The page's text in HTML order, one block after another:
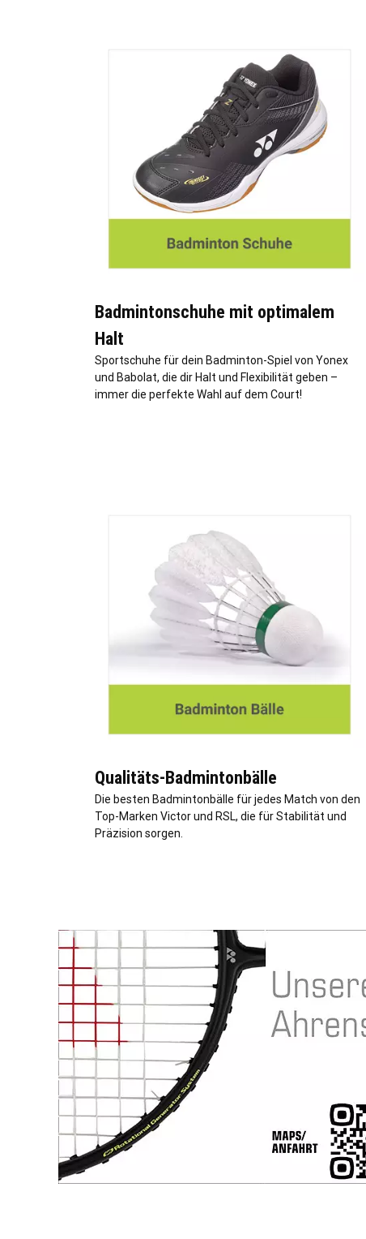
Badmintonschuhe mit optimalem
Halt
Sportschuhe für dein Badminton-Spiel von Yonex
und Babolat, die dir Halt und Flexibilität geben –
immer die perfekte Wahl auf dem Court!
Qualitäts-Badmintonbälle
Die besten Badmintonbälle für jedes Match von den
Top-Marken Victor und RSL, die für Stabilität und
Präzision sorgen.